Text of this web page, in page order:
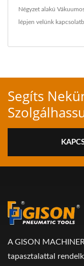
Négyzet alakú
lépjen velünk
Segíts
A GISON
tapasztalattal